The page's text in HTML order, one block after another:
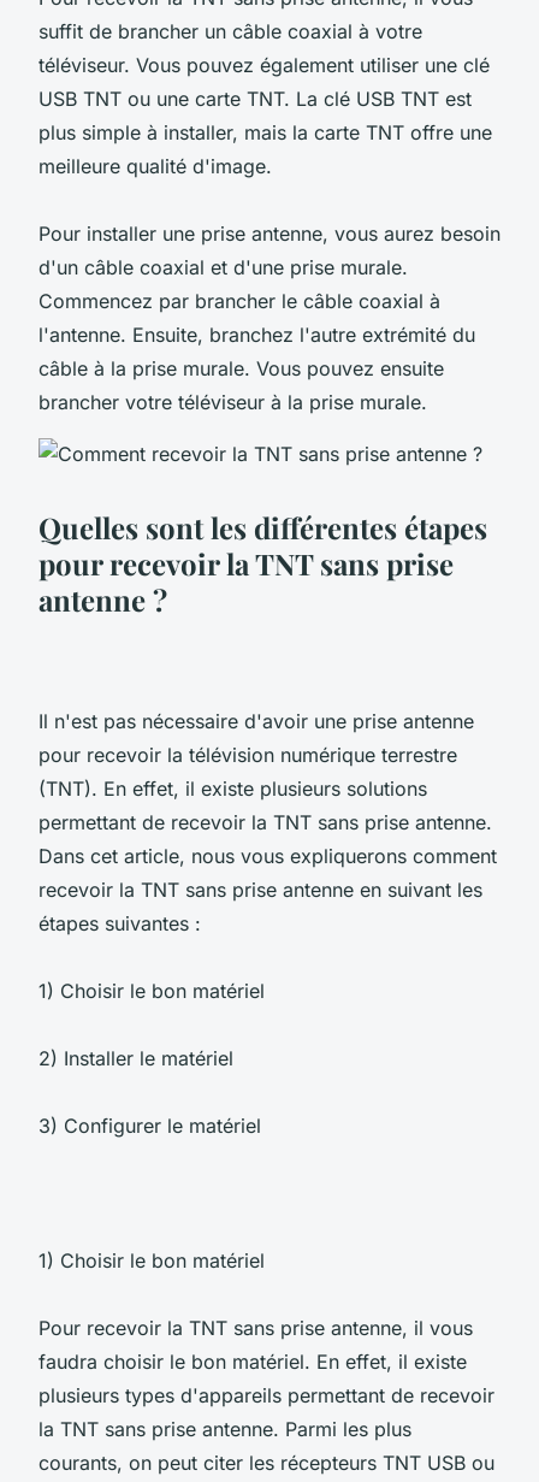
suffit de brancher un câble coaxial à votre
téléviseur. Vous pouvez également utiliser une clé
USB TNT ou une carte TNT. La clé USB TNT est
plus simple à installer, mais la carte TNT offre une
meilleure qualité d'image.
Pour installer une prise antenne, vous aurez besoin
d'un câble coaxial et d'une prise murale.
Commencez par brancher le câble coaxial à
l'antenne. Ensuite, branchez l'autre extrémité du
câble à la prise murale. Vous pouvez ensuite
brancher votre téléviseur à la prise murale.
Quelles sont les différentes étapes
pour recevoir la TNT sans prise
antenne ?
Il n'est pas nécessaire d'avoir une prise antenne
pour recevoir la télévision numérique terrestre
(TNT). En effet, il existe plusieurs solutions
permettant de recevoir la TNT sans prise antenne.
Dans cet article, nous vous expliquerons comment
recevoir la TNT sans prise antenne en suivant les
étapes suivantes :
1) Choisir le bon matériel
2) Installer le matériel
3) Configurer le matériel
1) Choisir le bon matériel
Pour recevoir la TNT sans prise antenne, il vous
faudra choisir le bon matériel. En effet, il existe
plusieurs types d'appareils permettant de recevoir
la TNT sans prise antenne. Parmi les plus
courants, on peut citer les récepteurs TNT USB ou